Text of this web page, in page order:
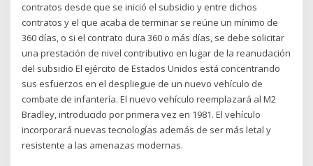
contratos desde que se inició el subsidio y entre dichos
contratos y el que acaba de terminar se reúne un mínimo de
360 días, o si el contrato dura 360 o más días, se debe solicitar
una prestación de nivel contributivo en lugar de la reanudación
del subsidio El ejército de Estados Unidos está concentrando
sus esfuerzos en el despliegue de un nuevo vehículo de
combate de infantería. El nuevo vehículo reemplazará al M2
Bradley, introducido por primera vez en 1981. El vehículo
incorporará nuevas tecnologías además de ser más letal y
resistente a las amenazas modernas.